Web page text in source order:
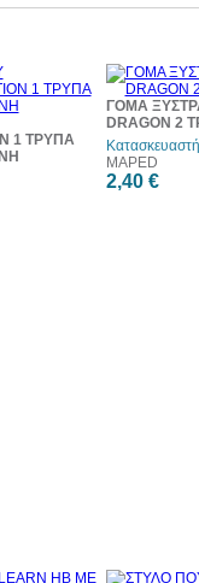
1 ΤΡΥΠΑ
ΓΟΜΑ
DRAGON 2
MAPED
2,40 €